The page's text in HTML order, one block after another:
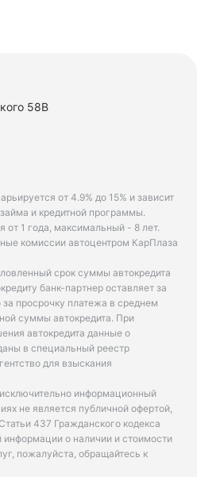
58В
от 4.9% до 15% и зависит
и кредитной программы.
1 года, максимальный - 8 лет.
комиссии автоцентром КарПлаза
срок суммы автокредита
банк-партнер оставляет за
просрочку платежа в среднем
суммы автокредита. При
автокредита данные о
в специальный реестр
для взыскания
информационный
не является публичной офертой,
437 Гражданского кодекса
о наличии и стоимости
пожалуйста, обращайтесь к